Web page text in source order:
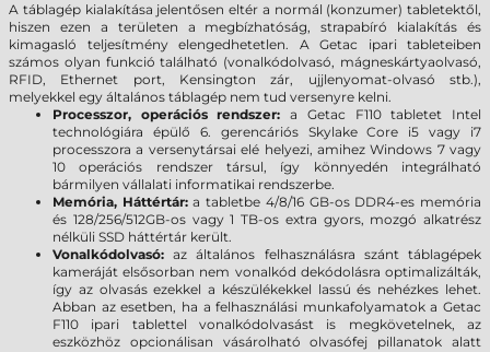
A táblagép kialakítása jelentősen eltér a normál (konzumer) tabletektől,
hiszen ezen a területen a megbízhatóság, strapabíró kialakítás és
kimagasló teljesítmény elengedhetetlen. A Getac ipari tableteiben
számos olyan funkció található (vonalkódolvasó, mágneskártyaolvasó,
RFID, Ethernet port, Kensington zár, ujjlenyomat-olvasó stb.),
melyekkel egy általános táblagép nem tud versenyre kelni.
Processzor, operációs rendszer: a Getac F110 tabletet Intel
technológiára épülő 6. gerencáriós Skylake Core i5 vagy i7
processzora a versenytársai elé helyezi, amihez Windows 7 vagy
10 operációs rendszer társul, így könnyedén integrálható
bármilyen vállalati informatikai rendszerbe.
Memória, Háttértár:a tabletbe 4/8/16 GB-os DDR4-es memória
és 128/256/512GB-os vagy 1 TB-os extra gyors, mozgó alkatrész
nélküli SSD háttértár került.
Vonalkódolvasó:az általános felhasználásra szánt táblagépek
kameráját elsősorban nem vonalkód dekódolásra optimalizálták,
így az olvasás ezekkel a készülékekkel lassú és nehézkes lehet.
Abban az esetben, ha a felhasználási munkafolyamatok a Getac
F110 ipari tablettel vonalkódolvasást is megkövetelnek, az
eszközhöz opcionálisan vásárolható olvasófej pillanatok alatt